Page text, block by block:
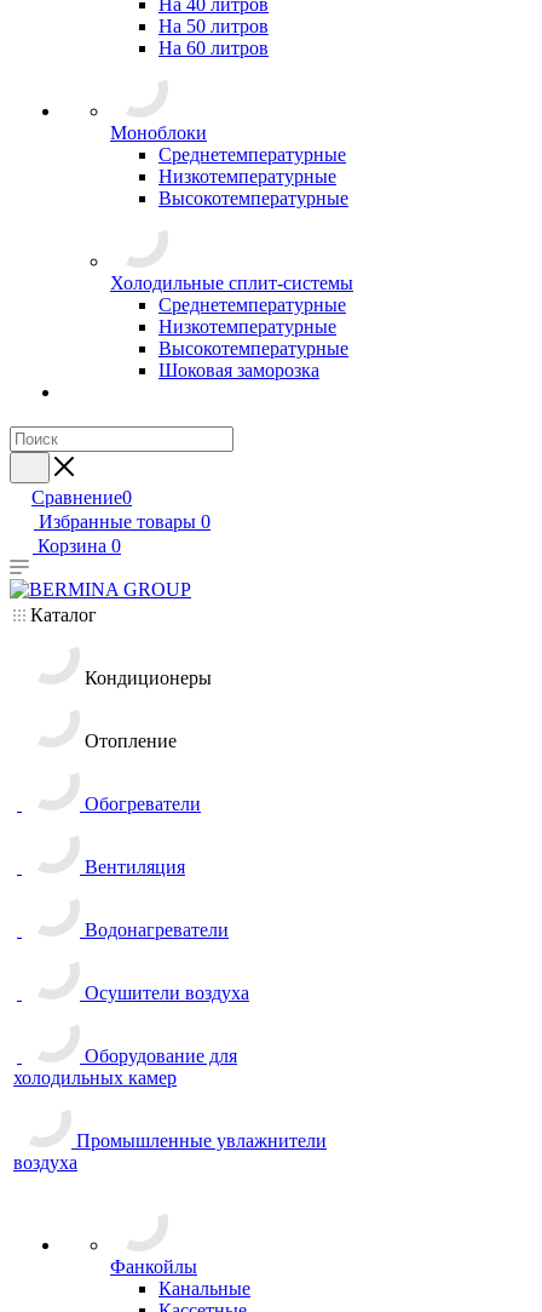
На 40 литров
На 50 литров
На 60 литров
Моноблоки
Среднетемпературные
Низкотемпературные
Высокотемпературные
Холодильные сплит-системы
Среднетемпературные
Низкотемпературные
Высокотемпературные
Шоковая заморозка
Сравнение0
Избранные товары 0
Корзина 0
Каталог
Кондиционеры
Отопление
Обогреватели
Вентиляция
Водонагреватели
Осушители воздуха
Оборудование для
холодильных камер
Промышленные увлажнители
воздуха
Фанкойлы
Канальные